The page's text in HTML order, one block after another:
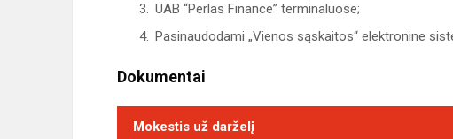
UAB “Perlas Finance” terminaluose;
Pasinaudodami „Vienos sąskaitos“ elektronine
Dokumentai
Mokestis už darželį